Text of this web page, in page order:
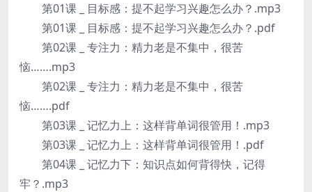
第01课 _ 目标感：提不起学习兴趣怎么办？.mp3
第01课 _ 目标感：提不起学习兴趣怎么办？.pdf
第02课 _ 专注力：精力老是不集中，很苦
恼…….mp3
第02课 _ 专注力：精力老是不集中，很苦
恼…….pdf
第03课 _ 记忆力上：这样背单词很管用！.mp3
第03课 _ 记忆力上：这样背单词很管用！.pdf
第04课 _ 记忆力下：知识点如何背得快，记得
牢？.mp3